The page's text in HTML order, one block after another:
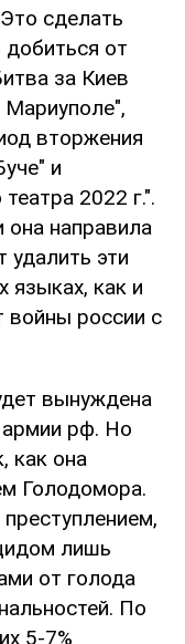
сделать
добиться от
за Киев
Мариуполе",
вторжения
и
2022 г.".
она направила
эти
языках, как и
войны россии с
вынуждена
армии рф. Но
как она
Голодомора.
лишь
от голода
По
5-7%